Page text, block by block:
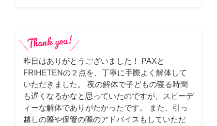
昨日はありがとうございました！ PAXと
FRIHETENの２点を、丁寧に手際よく解体して
いただきました。 夜の解体で子どもの寝る時間
も遅くなるかなと思っていたのですが、スピーデ
ィーな解体でありがたかったです。 また、引っ
越しの際や保管の際のアドバイスもしていただ